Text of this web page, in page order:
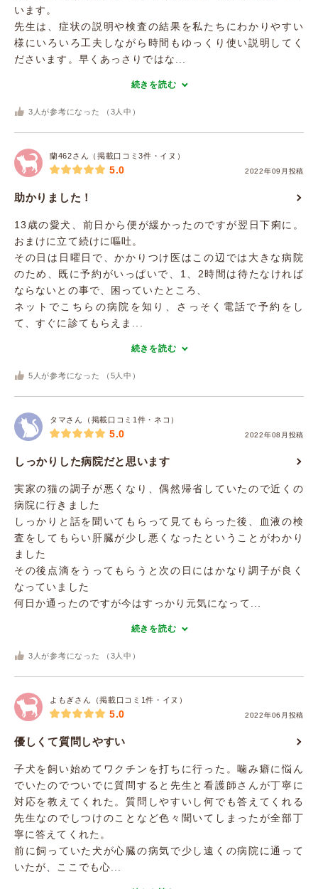
います。
先生は、症状の説明や検査の結果を私たちにわかりやすい
様にいろいろ工夫しながら時間もゆっくり使い説明してく
ださいます。早くあっさりではな...
続きを読む
3 人が参考になった （ 3 人中）
蘭462さん（掲載口コミ3件・イヌ）
2022年09月投稿
5.0
助かりました！
13歳の愛犬、前日から便が緩かったのですが翌日下痢に。
おまけに立て続けに嘔吐。
その日は日曜日で、かかりつけ医はこの辺では大きな病院
のため、既に予約がいっぱいで、1、2時間は待たなければ
ならないとの事で、困っていたところ、
ネットでこちらの病院を知り、さっそく電話で予約をし
て、すぐに診てもらえま...
続きを読む
5 人が参考になった （ 5 人中）
タマさん（掲載口コミ1件・ネコ）
2022年08月投稿
5.0
しっかりした病院だと思います
実家の猫の調子が悪くなり、偶然帰省していたので近くの
病院に行きました
しっかりと話を聞いてもらって見てもらった後、血液の検
査をしてもらい肝臓が少し悪くなったということがわかり
ました
その後点滴をうってもらうと次の日にはかなり調子が良く
なっていました
何日か通ったのですが今はすっかり元気になって...
続きを読む
3 人が参考になった （ 3 人中）
よもぎさん（掲載口コミ1件・イヌ）
2022年06月投稿
5.0
優しくて質問しやすい
子犬を飼い始めてワクチンを打ちに行った。噛み癖に悩ん
でいたのでついでに質問すると先生と看護師さんが丁寧に
対応を教えてくれた。質問しやすいし何でも答えてくれる
先生なのでしつけのことなど色々聞いてしまったが全部丁
寧に答えてくれた。
前に飼っていた犬が心臓の病気で少し遠くの病院に通って
いたが、ここでも心...